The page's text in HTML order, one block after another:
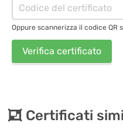
Oppure scannerizza il codice QR
Verifica certificato
Certificati